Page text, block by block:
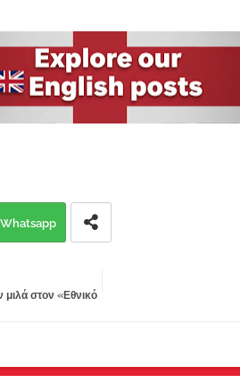
Whatsapp
μιλά στον «Εθνικό